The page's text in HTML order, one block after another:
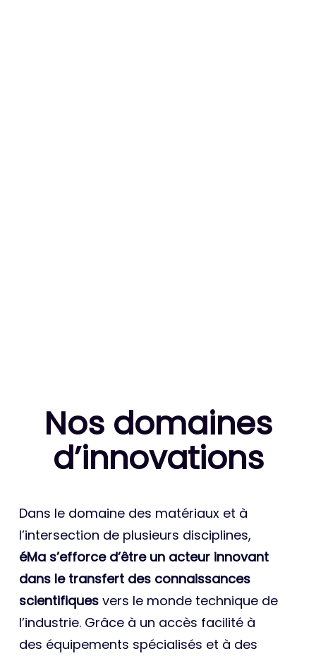
Nos domaines
d’innovations
Dans le domaine des matériaux et à
l’intersection de plusieurs disciplines,
éMa s’efforce d’être un acteur innovant
dans le transfert des connaissances
scientifiques vers le monde technique de
l’industrie. Grâce à un accès facilité à
des équipements spécialisés et à des